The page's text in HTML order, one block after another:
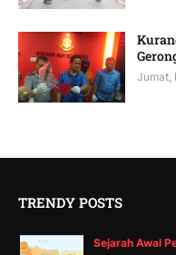
Jumat,
TRENDY POSTS
Sejarah Awal